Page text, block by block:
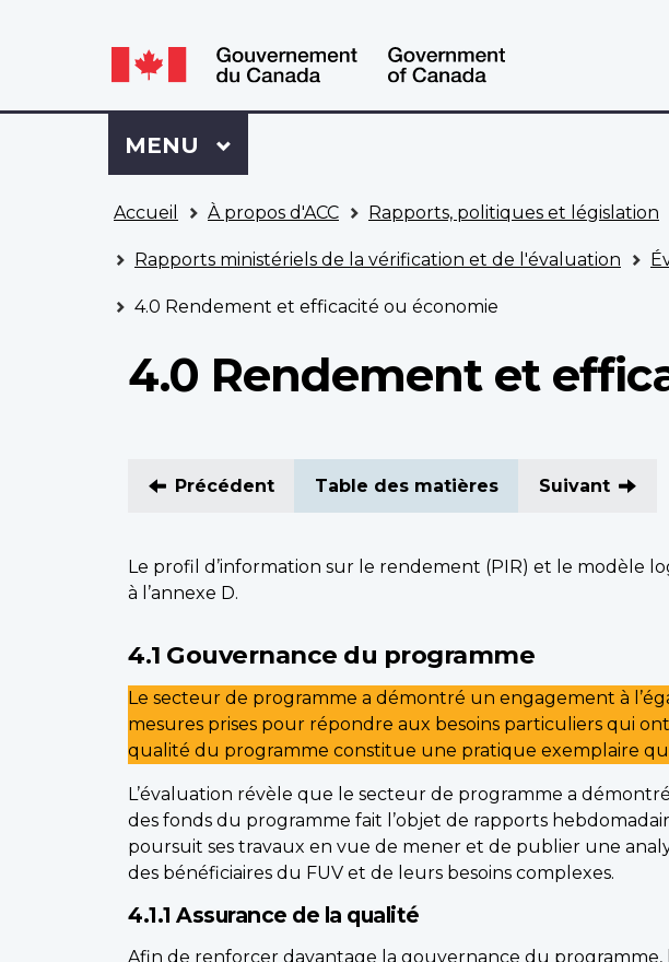
Language
switcher
Language
switcher
Se
connecter
à
Dossier
ACC
Menu
MENU PRINCIPAL
Accueil À propos d'ACC Rapports, politiques et législation
Rapports ministériels de la vérification et de l'évaluation
4.0 Rendement et efficacité ou économie
4.0 Rendement et
Précédent Table des matières Suivant
Le profil d’information sur le rendement (PIR) et le modèle
à l’annexe D.
4.1 Gouvernance du programme
Le secteur de programme a démontré un engagement à
mesures prises pour répondre aux besoins particuliers qui
qualité du programme constitue une pratique exemplaire
L’évaluation révèle que le secteur de programme a
des fonds du programme fait l’objet de rapports
poursuit ses travaux en vue de mener et de publier une
des bénéficiaires du FUV et de leurs besoins complexes.
4.1.1 Assurance de la qualité
Afin de renforcer davantage la gouvernance du programme,